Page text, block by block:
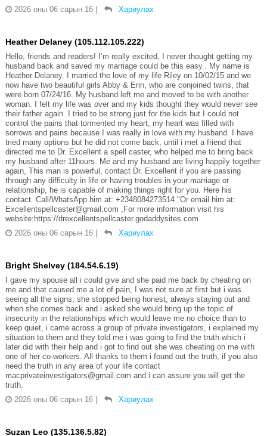
2026 оны 06 сарын 16 | Хариулах
Heather Delaney (105.112.105.222)
Hello, friends and readers! I’m really excited, I never thought getting my
husband back and saved my marriage could be this easy.. My name is
Heather Delaney. I married the love of my life Riley on 10/02/15 and we
now have two beautiful girls Abby & Erin, who are conjoined twins, that
were born 07/24/16. My husband left me and moved to be with another
woman. I felt my life was over and my kids thought they would never see
their father again. I tried to be strong just for the kids but I could not
control the pains that tormented my heart, my heart was filled with
sorrows and pains because I was really in love with my husband. I have
tried many options but he did not come back, until i met a friend that
directed me to Dr. Excellent a spell caster, who helped me to bring back
my husband after 11hours. Me and my husband are living happily together
again, This man is powerful, contact Dr. Excellent if you are passing
through any difficulty in life or having troubles in your marriage or
relationship, he is capable of making things right for you. Here his
contact. Call/WhatsApp him at: +2348084273514 "Or email him at:
Excellentspellcaster@gmail.com ,For more information visit his
website:https://drexcellentspellcaster.godaddysites.com
2026 оны 06 сарын 16 | Хариулах
Bright Shelvey (184.54.6.19)
I gave my spouse all i could give and she paid me back by cheating on
me and that caused me a lot of pain, I was not sure at first but i was
seeing all the signs, she stopped being honest, always staying out and
when she comes back and i asked she would bring up the topic of
insecurity in the relationships which would leave me no choice than to
keep quiet, i came across a group of private investigators, i explained my
situation to them and they told me i was going to find the truth which i
later did with their help and i got to find out she was cheating on me with
one of her co-workers. All thanks to them i found out the truth, if you also
need the truth in any area of your life contact
macprivateinvestigators@gmail.com and i can assure you will get the
truth.
2026 оны 06 сарын 16 | Хариулах
Suzan Leo (135.136.5.82)